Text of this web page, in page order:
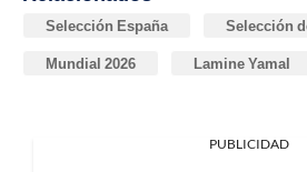
Selección España Selección
Mundial 2026 Lamine Yamal
PUBLICIDAD